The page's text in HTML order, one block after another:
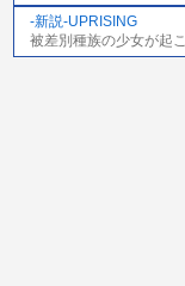
-新説-UPRISING
被差別種族の少女が起